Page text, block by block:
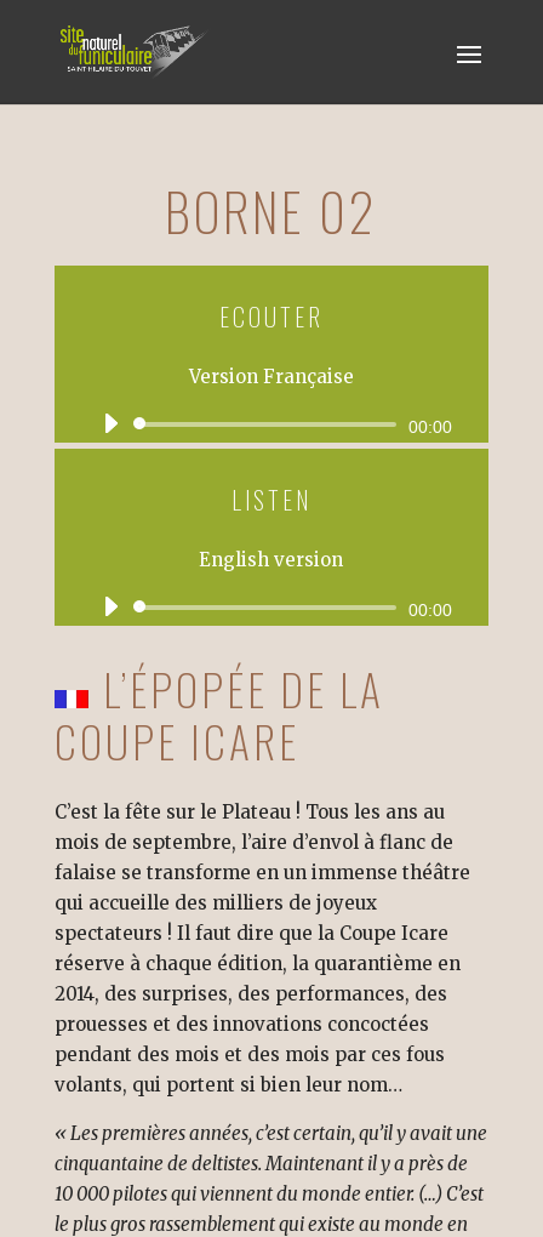
BORNE 02
ECOUTER
Version Française
Lecteur
audio
00:00
LISTEN
English version
Lecteur
00:00
L’ÉPOPÉE DE LA
COUPE ICARE
C’est la fête sur le Plateau ! Tous les ans au
mois de septembre, l’aire d’envol à flanc de
falaise se transforme en un immense théâtre
qui accueille des milliers de joyeux
spectateurs ! Il faut dire que la Coupe Icare
réserve à chaque édition, la quarantième en
2014, des surprises, des performances, des
prouesses et des innovations concoctées
pendant des mois et des mois par ces fous
volants, qui portent si bien leur nom…
« Les premières années, c’est certain, qu’il y avait une
cinquantaine de deltistes. Maintenant il y a près de
10 000 pilotes qui viennent du monde entier. (…) C’est
le plus gros rassemblement qui existe au monde en